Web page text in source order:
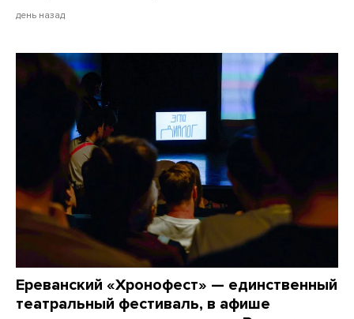
день назад
Ереванский «Хронофест» — единственный
театральный фестиваль, в афише